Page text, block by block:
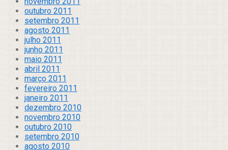
outubro 2011
setembro 2011
agosto 2011
julho 2011
junho 2011
maio 2011
abril 2011
março 2011
fevereiro 2011
janeiro 2011
dezembro 2010
novembro 2010
outubro 2010
setembro 2010
agosto 2010